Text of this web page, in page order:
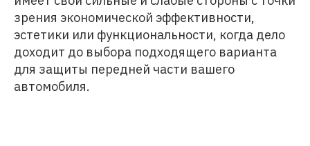
зрения экономической эффективности,
эстетики или функциональности, когда дело
доходит до выбора подходящего варианта
для защиты передней части вашего
автомобиля.